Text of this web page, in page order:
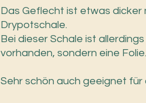
Das Geflecht ist etwas
Drypotschale.
Bei dieser Schale ist
vorhanden, sondern eine Folie.
Sehr schön auch geeignet für